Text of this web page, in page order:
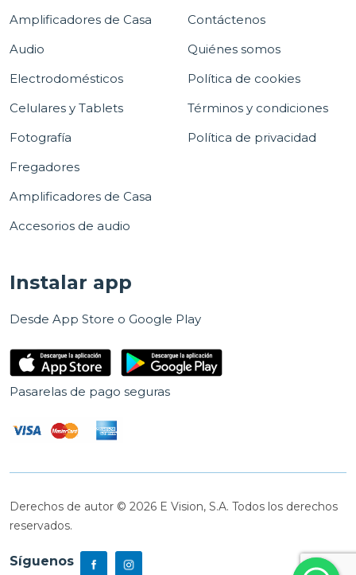
Amplificadores de Casa
Audio
Electrodomésticos
Celulares y Tablets
Fotografía
Fregadores
Amplificadores de Casa
Accesorios de audio
Contáctenos
Quiénes somos
Política de cookies
Términos y condiciones
Política de privacidad
Instalar app
Desde App Store o Google Play
Pasarelas de pago seguras
Derechos de autor © 2026 E Vision, S.A. Todos los derechos
reservados.
Síguenos